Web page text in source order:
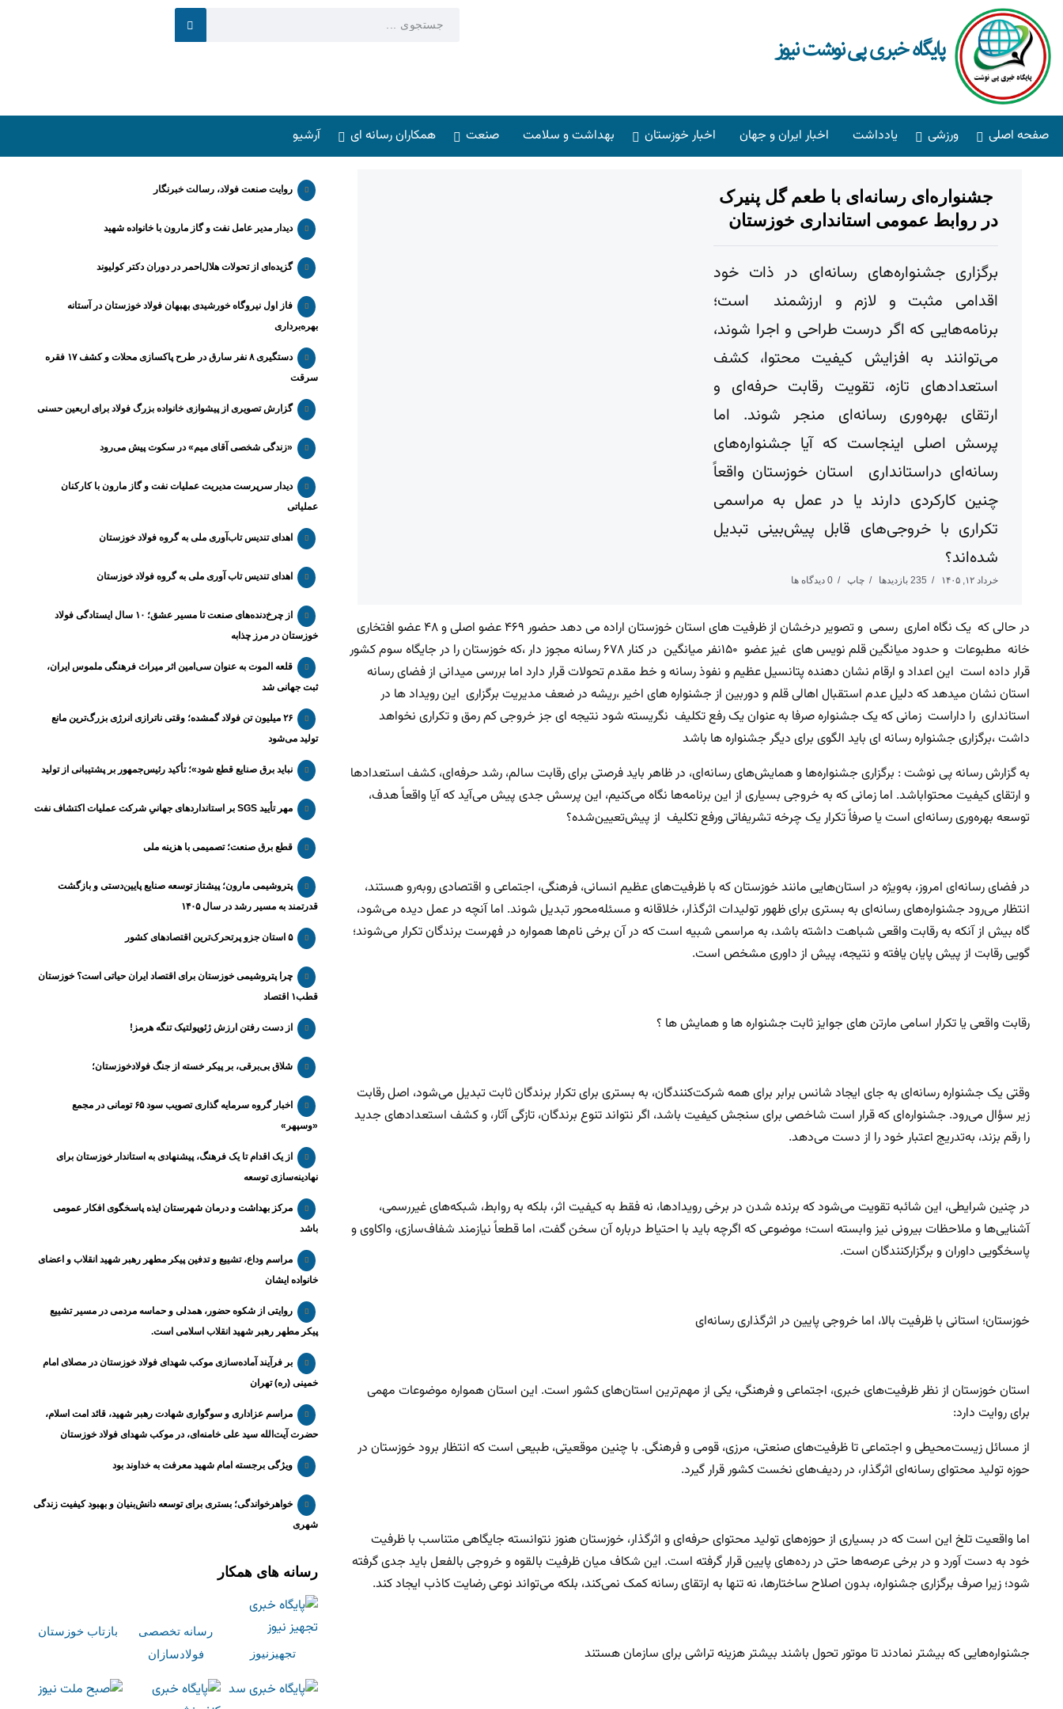
پایگاه خبری پی نوشت نیوز
صفحه اصلی ورزشی یادداشت اخبار ایران و جهان اخبار خوزستان بهداشت و سلامت صنعت همکاران رسانه ای آرشیو
جشنواره‌ای رسانه‌ای با طعم گل پنیرک
در روابط عمومی استانداری خوزستان
برگزاری جشنواره‌های رسانه‌ای در ذات خود
اقدامی مثبت و لازم و ارزشمند است؛
برنامه‌هایی که اگر درست طراحی و اجرا شوند،
می‌توانند به افزایش کیفیت محتوا، کشف
استعدادهای تازه، تقویت رقابت حرفه‌ای و
ارتقای بهره‌وری رسانه‌ای منجر شوند. اما
پرسش اصلی اینجاست که آیا جشنواره‌های
رسانه‌ای دراستانداری استان خوزستان واقعاً
چنین کارکردی دارند یا در عمل به مراسمی
تکراری با خروجی‌های قابل پیش‌بینی تبدیل
شده‌اند؟
خرداد ۱۲, ۱۴۰۵ 235 بازدیدها چاپ 0 دیدگاه ها
در حالی که یک نگاه اماری رسمی و تصویر درخشان از ظرفیت های استان خوزستان اراده می دهد حضور ۴۶۹ عضو اصلی و ۴۸ عضو افتخاری
خانه مطبوعات و حدود میانگین قلم نویس های غیز عضو ۱۵۰نفر میانگین در کنار ۶۷۸ رسانه مجوز دار ،که خوزستان را در جایگاه سوم کشور
قرار داده است این اعداد و ارقام نشان دهنده پتانسیل عظیم و نفوذ رسانه و خط مقدم تحولات قرار دارد اما بررسی میدانی از فضای رسانه
استان نشان میدهد که دلیل عدم استقبال اهالی قلم و دوربین از جشنواره های اخیر ،ریشه در ضعف مدیریت برگزاری این رویداد ها در
استانداری را داراست زمانی که یک جشنواره صرفا به عنوان یک رفع تکلیف نگریسته شود نتیجه ای جز خروجی کم رمق و تکراری نخواهد
داشت ،برگزاری جشنواره رسانه ای باید الگوی برای دیگر جشنواره ها باشد
به گزارش رسانه پی نوشت : برگزاری جشنواره‌ها و همایش‌های رسانه‌ای، در ظاهر باید فرصتی برای رقابت سالم، رشد حرفه‌ای، کشف استعدادها
و ارتقای کیفیت محتواباشد. اما زمانی که به خروجی بسیاری از این برنامه‌ها نگاه می‌کنیم، این پرسش جدی پیش می‌آید که آیا واقعاً هدف،
توسعه بهره‌وری رسانه‌ای است یا صرفاً تکرار یک چرخه تشریفاتی ورفع تکلیف از پیش‌تعیین‌شده؟
در فضای رسانه‌ای امروز، به‌ویژه در استان‌هایی مانند خوزستان که با ظرفیت‌های عظیم انسانی، فرهنگی، اجتماعی و اقتصادی روبه‌رو هستند،
انتظار می‌رود جشنواره‌های رسانه‌ای به بستری برای ظهور تولیدات اثرگذار، خلاقانه و مسئله‌محور تبدیل شوند. اما آنچه در عمل دیده می‌شود،
گاه بیش از آنکه به رقابت واقعی شباهت داشته باشد، به مراسمی شبیه است که در آن برخی نام‌ها همواره در فهرست برندگان تکرار می‌شوند؛
گویی رقابت از پیش پایان یافته و نتیجه، پیش از داوری مشخص است.
رقابت واقعی یا تکرار اسامی مارتن های جوایز ثابت جشنواره ها و همایش ها ؟
وقتی یک جشنواره رسانه‌ای به جای ایجاد شانس برابر برای همه شرکت‌کنندگان، به بستری برای تکرار برندگان ثابت تبدیل می‌شود، اصل رقابت
زیر سؤال می‌رود. جشنواره‌ای که قرار است شاخصی برای سنجش کیفیت باشد، اگر نتواند تنوع برندگان، تازگی آثار، و کشف استعدادهای جدید
را رقم بزند، به‌تدریج اعتبار خود را از دست می‌دهد.
در چنین شرایطی، این شائبه تقویت می‌شود که برنده شدن در برخی رویدادها، نه فقط به کیفیت اثر، بلکه به روابط، شبکه‌های غیررسمی،
آشنایی‌ها و ملاحظات بیرونی نیز وابسته است؛ موضوعی که اگرچه باید با احتیاط درباره آن سخن گفت، اما قطعاً نیازمند شفاف‌سازی، واکاوی و
پاسخگویی داوران و برگزارکنندگان است.
خوزستان؛ استانی با ظرفیت بالا، اما خروجی پایین در اثرگذاری رسانه‌ای
استان خوزستان از نظر ظرفیت‌های خبری، اجتماعی و فرهنگی، یکی از مهم‌ترین استان‌های کشور است. این استان همواره موضوعات مهمی
برای روایت دارد:
از مسائل زیست‌محیطی و اجتماعی تا ظرفیت‌های صنعتی، مرزی، قومی و فرهنگی. با چنین موقعیتی، طبیعی است که انتظار برود خوزستان در
حوزه تولید محتوای رسانه‌ای اثرگذار، در ردیف‌های نخست کشور قرار گیرد.
اما واقعیت تلخ این است که در بسیاری از حوزه‌های تولید محتوای حرفه‌ای و اثرگذار، خوزستان هنوز نتوانسته جایگاهی متناسب با ظرفیت
خود به دست آورد و در برخی عرصه‌ها حتی در رده‌های پایین قرار گرفته است. این شکاف میان ظرفیت بالقوه و خروجی بالفعل باید جدی گرفته
شود؛ زیرا صرف برگزاری جشنواره، بدون اصلاح ساختارها، نه تنها به ارتقای رسانه کمک نمی‌کند، بلکه می‌تواند نوعی رضایت کاذب ایجاد کند.
جشنواره‌هایی که بیشتر نمادند تا موتور تحول باشند بیشتر هزینه تراشی برای سازمان هستند
روایت صنعت فولاد،‌ رسالت خبرنگار
دیدار مدیر عامل نفت و گاز مارون با خانواده شهید
گزیده‌ای از تحولات هلال‌احمر در دوران دکتر کولیوند
فاز اول نیروگاه خورشیدی بهبهان فولاد خوزستان در آستانه
بهره‌برداری
دستگیری ۸ نفر سارق در طرح پاکسازی محلات و کشف ۱۷ فقره
سرقت
گزارش تصویری از پیشوازی خانواده بزرگ فولاد برای اربعین حسنی
«زندگی شخصی آقای میم» در سکوت پیش می‌رود
دیدار سرپرست مدیریت عملیات نفت و گاز مارون با کارکنان
عملیاتی
اهدای تندیس تاب‌آوری ملی به گروه فولاد خوزستان
اهدای تندیس تاب آوری ملی به گروه فولاد خوزستان
از چرخ‌دنده‌های صنعت تا مسیر عشق؛ ۱۰ سال ایستادگی فولاد
خوزستان در مرز چذابه
قلعه الموت به عنوان سی‌امین اثر میراث‌ فرهنگی ملموس ایران،
ثبت جهانی شد
۲۶ میلیون تن فولاد گمشده؛ وقتی ناترازی انرژی بزرگ‌ترین مانع
تولید می‌شود
نباید برق صنایع قطع شود»؛ تأکید رئیس‌جمهور بر پشتیبانی از تولید
مهر تأیید SGS بر استانداردهای جهانیِ شرکت عملیات اکتشاف نفت
قطع برق صنعت؛ تصمیمی با هزینه ملی
پتروشیمی مارون؛ پیشتاز توسعه صنایع پایین‌دستی و بازگشت
قدرتمند به مسیر رشد در سال ۱۴۰۵
۵ استان جزو پرتحرک‌ترین اقتصاد‌های کشور
چرا پتروشیمی خوزستان برای اقتصاد ایران حیاتی است؟ خوزستان
قطب۱ اقتصاد
از دست رفتن ارزش ژئوپولتیک تنگه هرمز!
شلاق‌ بی‌برقی، بر پیکر خسته‌ از جنگ فولادخوزستان؛
اخبار گروه سرمایه گذاری تصویب سود ۶۵ تومانی در مجمع
«وسپهر»
از یک اقدام تا یک فرهنگ، پیشنهادی به استاندار خوزستان برای
نهادینه‌سازی توسعه
مرکز بهداشت و درمان شهرستان ایذه پاسخگوی افکار عمومی
باشد
مراسم وداع، تشییع و تدفین پیکر مطهر رهبر شهید انقلاب و اعضای
خانواده ایشان
روایتی از شکوه حضور، همدلی و حماسه مردمی در مسیر تشییع
پیکر مطهر رهبر شهید انقلاب اسلامی است.
بر فرآیند آماده‌سازی موکب شهدای فولاد خوزستان در مصلای امام
خمینی (ره) تهران
مراسم عزاداری و سوگواری شهادت رهبر شهید، قائد امت اسلام،
حضرت آیت‌الله سید علی خامنه‌ای، در موکب شهدای فولاد خوزستان
ویژگی برجسته امام شهید معرفت به خداوند بود
خواهرخواندگی؛ بستری برای توسعه دانش‌بنیان و بهبود کیفیت زندگی
شهری
رسانه های همکار
تجهیزنیوز
رسانه تخصصی
فولادسازان
بازتاب خوزستان